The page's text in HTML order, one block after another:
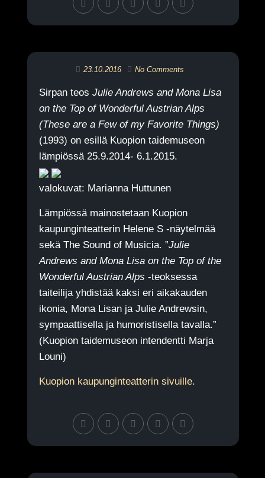
23.10.2016 No Comments
Sirpan teos Julie Andrews and Mona Lisa
on the Top of Wonderful Austrian Alps
(These are a Few of my Favorite Things)
(1993) on esillä Kuopion taidemuseon
lämpiössä 25.9.2014- 6.1.2015.
valokuvat: Marianna Huttunen
Lämpiössä mainostetaan Kuopion
kaupunginteatterin Helene S -näytelmää
sekä The Sound of Musicia. ”Julie
Andrews and Mona Lisa on the Top of the
Wonderful Austrian Alps -teoksessa
taiteilija yhdistää kaksi eri aikakauden
ikonia, Mona Lisan ja Julie Andrewsin,
sympaattisella ja humoristisella tavalla.”
(Kuopion taidemuseon intendentti Marja
Louni)
Kuopion kaupunginteatterin sivuille.